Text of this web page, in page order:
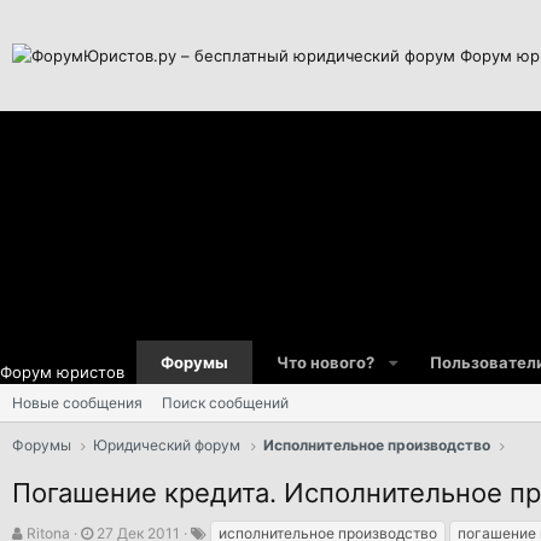
Форум
Форум юристов Форумы Что нового?
Новые сообщения Поиск сообщений
Форумы Юридический форум Исполнительное производство
Погашение кредита. Исполнительное
А
Ritona
Д
27 Дек 2011 исполнительное производство погашение